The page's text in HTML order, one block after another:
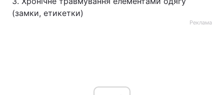
(замки, етикетки)
Реклама